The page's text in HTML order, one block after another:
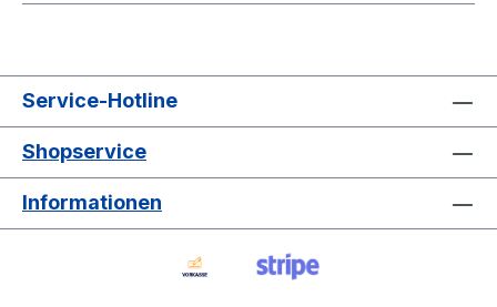
Service-Hotline
Shopservice
Informationen